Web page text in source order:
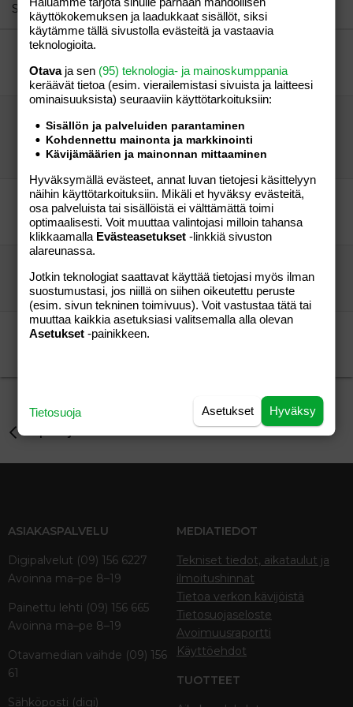
26
Trebuchet MS
Verdana
Similar threads
koko ongelma
Aihe vapaa
7
Aihe vapaa
05.01.2011
"a.p"
2,5v?
kiitos
Aihe vapaa
11
Aihe vapaa
03.08.2010
kiitos
talvihaalarin koko?
mametsu
Aihe vapaa
7
Aihe vapaa
01.09.2011
"vieras"
A Aihe vapaa
12
Aihe vapaa
22.06.2010
Tinii harmaana
Minkä kokoinen haalari vastasyntyneelle?
ASIAKASPALVELU
Digipalvelut (09) 156 6227
Avoinna ma–pe 8–19
Painettu lehti (09) 156 665
Avoinna ma–pe 8–19
Otavamedian vaihde (09) 156
61
Sähköposti (digi)
MEDIATIEDOT
Tekniset tiedot, aikataulut ja
ilmoitushinnat
Tietoa verkon kävijöistä
Tietosuojaseloste
Avoimuusraportti
Käyttöehdot
TUOTTEET
käyttökokemuksen ja laadukkaat sisällöt, siksi
käytämme tällä sivustolla evästeitä ja vastaavia
teknologioita.
Otavaja sen (95) teknologia- ja mainoskumppania
keräävät tietoa (esim. vierailemis­tasi sivuista ja laitteesi
ominaisuuk­sista) seuraaviin käyttötarkoituksiin:
Sisällön ja palveluiden parantaminen
Kohdennettu mainonta ja markkinointi
Kävijämäärien ja mainonnan mittaaminen
Hyväksymällä evästeet, annat luvan tietojesi käsittelyyn
näihin käyttötarkoituksiin. Mikäli et hyväksy evästeitä,
osa palveluista tai sisällöistä ei välttämättä toimi
optimaalisesti. Voit muuttaa valintojasi milloin tahansa
klikkaamalla Evästeasetukset -linkkiä sivuston
alareunassa.
Jotkin teknologiat saattavat käyttää tietojasi myös ilman
suostumustasi, jos niillä on siihen oikeutettu peruste
(esim. sivun tekninen toimivuus). Voit vastustaa tätä tai
muuttaa kaikkia asetuksiasi valitsemalla alla olevan
Asetukset -painikkeen.
Hyväksy
Asetukset
Tietosuoja